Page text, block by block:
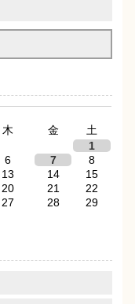
木 金
土
1
6 7
8
13 14
15
20 21
22
27 28
29